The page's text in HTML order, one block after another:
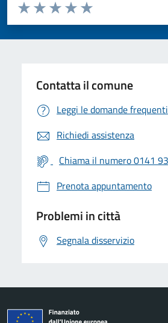
Valuta da 1 a 5 stelle la pagina
Valuta 5 stelle su 5
Valuta 4 stelle su 5
Valuta 3 stelle su 5
Valuta 2 stelle su 5
Valuta 1 stelle su 5
Contatta il comune
Leggi le domande frequenti
Richiedi assistenza
Chiama il numero 0141
Prenota appuntamento
Problemi in città
Segnala disservizio